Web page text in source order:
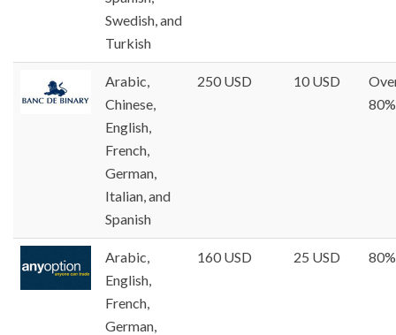
Swedish, and
Turkish
Arabic,
Chinese,
English,
French,
German,
Italian, and
Spanish
250 USD 10 USD
80%
Arabic,
English,
French,
German,
160 USD 25 USD 80%